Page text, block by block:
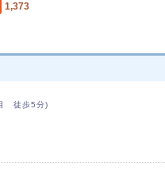
1,373
徒歩5分)